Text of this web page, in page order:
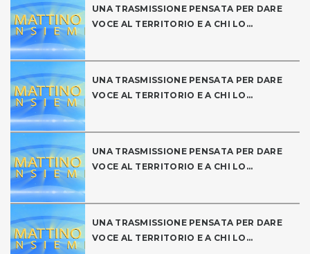
UNA TRASMISSIONE PENSATA PER DARE
VOCE AL TERRITORIO E A CHI LO...
UNA TRASMISSIONE PENSATA PER DARE
VOCE AL TERRITORIO E A CHI LO...
UNA TRASMISSIONE PENSATA PER DARE
VOCE AL TERRITORIO E A CHI LO...
UNA TRASMISSIONE PENSATA PER DARE
VOCE AL TERRITORIO E A CHI LO...